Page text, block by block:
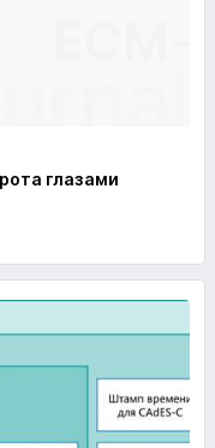
глазами